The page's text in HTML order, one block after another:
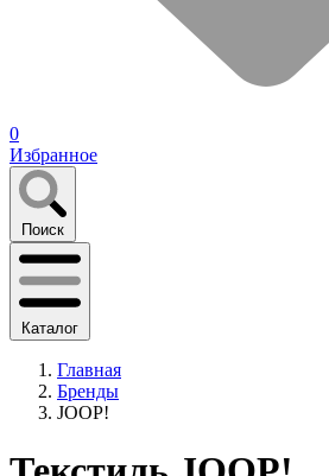
0
Избранное
Поиск
Каталог
Главная
Бренды
JOOP!